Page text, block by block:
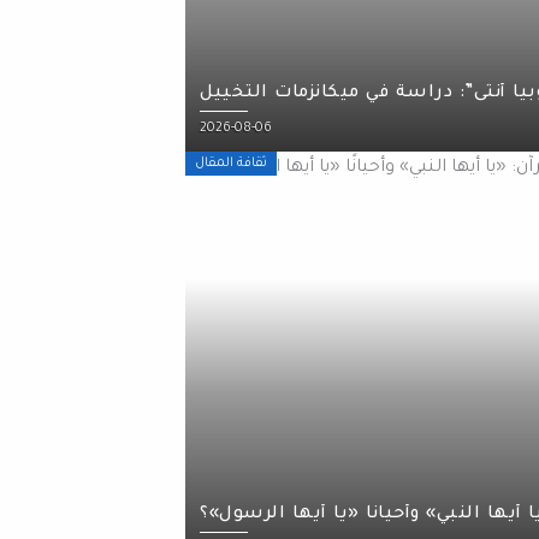
أنثى”: دراسة في ميكانزمات التخييل
Posted
on
2026-08-06
ثقافة المقال
أيها النبي» وأحيانًا «يا أيها الرسول»؟